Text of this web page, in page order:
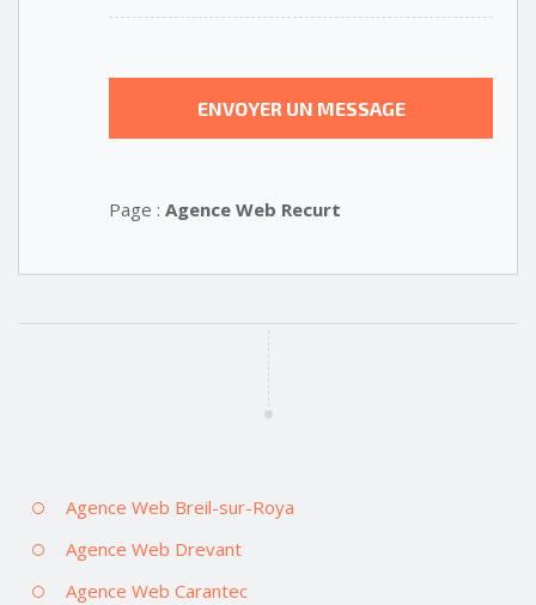
Page : Agence Web Recurt
Agence Web Breil-sur-Roya
Agence Web Drevant
Agence Web Carantec